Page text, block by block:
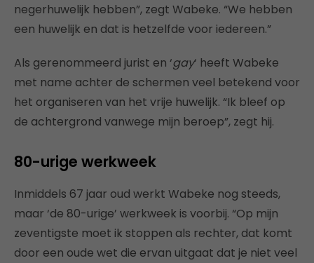
negerhuwelijk hebben”, zegt Wabeke. “We hebben
een huwelijk en dat is hetzelfde voor iedereen.”
Als gerenommeerd jurist en ‘gay‘ heeft Wabeke
met name achter de schermen veel betekend voor
het organiseren van het vrije huwelijk. “Ik bleef op
de achtergrond vanwege mijn beroep”, zegt hij.
80-urige werkweek
Inmiddels 67 jaar oud werkt Wabeke nog steeds,
maar ‘de 80-urige’ werkweek is voorbij. “Op mijn
zeventigste moet ik stoppen als rechter, dat komt
door een oude wet die ervan uitgaat dat je niet veel